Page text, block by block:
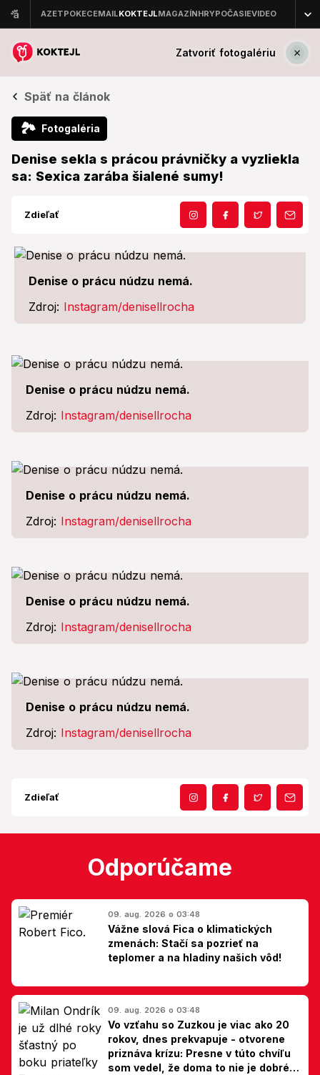
Zatvoriť fotogalériu
Späť na článok
🏞 Fotogaléria
Denise sekla s prácou právničky a vyzliekla
sa: Sexica zarába šialené sumy!
Zdieľať
Denise o prácu núdzu nemá.
Zdroj: Instagram/denisellrocha
Denise o prácu núdzu nemá.
Zdroj: Instagram/denisellrocha
Denise o prácu núdzu nemá.
Zdroj: Instagram/denisellrocha
Denise o prácu núdzu nemá.
Zdroj: Instagram/denisellrocha
Denise o prácu núdzu nemá.
Zdroj: Instagram/denisellrocha
Zdieľať
Odporúčame
09. aug. 2026 o 03:48
Vážne slová Fica o klimatických
zmenách: Stačí sa pozrieť na
teplomer a na hladiny našich vôd!
09. aug. 2026 o 03:48
Vo vzťahu so Zuzkou je viac ako 20
rokov, dnes prekvapuje - otvorene
priznáva krízu: Presne v túto chvíľu
som vedel, že doma to nie je dobré,